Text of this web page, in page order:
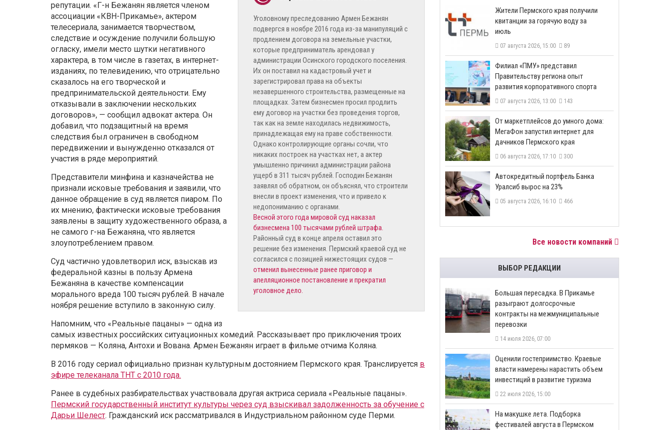
Уголовному преследованию Армен Бежанян
подвергся в ноябре 2016 года из-за манипуляций с
продлением договора на земельные участки,
которые предприниматель арендовал у
администрации Осинского городского поселения.
Их он поставил на кадастровый учет и
зарегистрировал права на объекты
незавершенного строительства, размещенные на
площадках. Затем бизнесмен просил продлить
ему договор на участки без проведения торгов,
так как на земле находилась недвижимость,
принадлежащая ему на праве собственности.
Однако контролирующие органы сочли, что
никаких построек на участках нет, а актер
умышленно причинил администрации района
ущерб в 311 тысяч рублей. Господин Бежанян
заявлял об обратном, он объяснял, что строители
внесли в проект изменения, что и привело к
недопониманию с органами.
Весной этого года мировой суд наказал
бизнесмена 100 тысячами рублей штрафа.
Районный суд в конце апреля оставил это
решение без изменения. Пермский краевой суд не
согласился с позицией нижестоящих судов —
отменил вынесенные ранее приговор и
апелляционное постановление и прекратил
уголовное дело.
репутации. «Г-н Бежанян является членом
ассоциации «КВН-Прикамье», актером
телесериала, занимается творчеством,
следствие и осуждение получили большую
огласку, имели место шутки негативного
характера, в том числе в газетах, в интернет-
изданиях, по телевидению, что отрицательно
сказалось на его творческой и
предпринимательской деятельности. Ему
отказывали в заключении нескольких
договоров», — сообщил адвокат актера. Он
добавил, что подзащитный на время
следствия был ограничен в свободном
передвижении и вынужденно отказался от
участия в ряде мероприятий.
Представители минфина и казначейства не
признали исковые требования и заявили, что
данное обращение в суд является пиаром. По
их мнению, фактически исковые требования
заявлены в защиту художественного образа, а
не самого г-на Бежаняна, что является
злоупотреблением правом.
Суд частично удовлетворил иск, взыскав из
федеральной казны в пользу Армена
Бежаняна в качестве компенсации
морального вреда 100 тысяч рублей. В начале
ноября решение вступило в законную силу.
Напомним, что «Реальные пацаны» — одна из
самых известных российских ситуационных комедий. Рассказывает про приключения троих
пермяков — Коляна, Антохи и Вована. Армен Бежанян играет в фильме отчима Коляна.
В 2016 году сериал официально признан культурным достоянием Пермского края. Транслируется в
эфире телеканала ТНТ с 2010 года.
Ранее в судебных разбирательствах участвовала другая актриса сериала «Реальные пацаны».
Пермский государственный институт культуры через суд взыскивал задолженность за обучение с
Дарьи Шелест. Гражданский иск рассматривался в Индустриальном районном суде Перми.
​Жители Пермского края получили
квитанции за горячую воду за
июль
07 августа 2026, 15:00 89
​Филиал «ПМУ» представил
Правительству региона опыт
развития корпоративного спорта
07 августа 2026, 13:00 143
От маркетплейсов до умного дома:
МегаФон запустил интернет для
дачников Пермского края
06 августа 2026, 17:10 300
​Автокредитный портфель Банка
Уралсиб вырос на 23%
05 августа 2026, 16:10 466
Все новости компаний
ВЫБОР РЕДАКЦИИ
Большая пересадка. В Прикамье
разыграют долгосрочные
контракты на межмуниципальные
перевозки
14 июля 2026, 07:00
Оценили гостеприимство. Краевые
власти намерены нарастить объем
инвестиций в развитие туризма
22 июля 2026, 15:00
На макушке лета. Подборка
фестивалей августа в Пермском